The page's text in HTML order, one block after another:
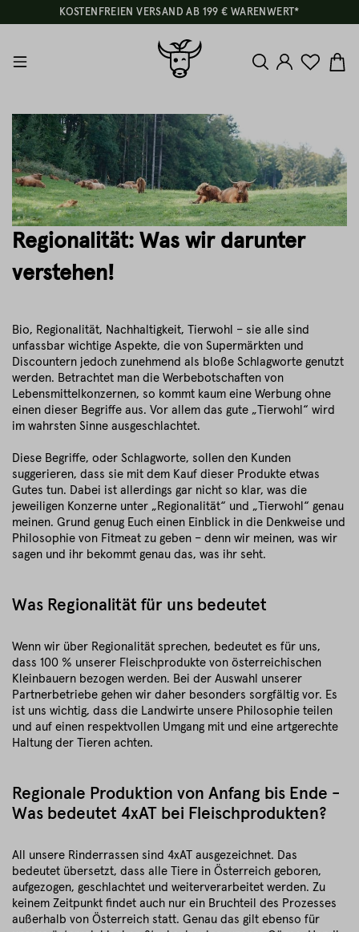
KOSTENFREIEN VERSAND AB 199 € WARENWERT*
Regionalität: Was wir darunter
verstehen!
Bio, Regionalität, Nachhaltigkeit, Tierwohl – sie alle sind
unfassbar wichtige Aspekte, die von Supermärkten und
Discountern jedoch zunehmend als bloße Schlagworte genutzt
werden. Betrachtet man die Werbebotschaften von
Lebensmittelkonzernen, so kommt kaum eine Werbung ohne
einen dieser Begriffe aus. Vor allem das gute „Tierwohl“ wird
im wahrsten Sinne ausgeschlachtet.
Diese Begriffe, oder Schlagworte, sollen den Kunden
suggerieren, dass sie mit dem Kauf dieser Produkte etwas
Gutes tun. Dabei ist allerdings gar nicht so klar, was die
jeweiligen Konzerne unter „Regionalität“ und „Tierwohl“ genau
meinen. Grund genug Euch einen Einblick in die Denkweise und
Philosophie von Fitmeat zu geben – denn wir meinen, was wir
sagen und ihr bekommt genau das, was ihr seht.
Was Regionalität für uns bedeutet
Wenn wir über Regionalität sprechen, bedeutet es für uns,
dass 100 % unserer Fleischprodukte von österreichischen
Kleinbauern bezogen werden. Bei der Auswahl unserer
Partnerbetriebe gehen wir daher besonders sorgfältig vor. Es
ist uns wichtig, dass die Landwirte unsere Philosophie teilen
und auf einen respektvollen Umgang mit und eine artgerechte
Haltung der Tieren achten.
Regionale Produktion von Anfang bis Ende -
Was bedeutet 4xAT bei Fleischprodukten?
All unsere Rinderrassen sind 4xAT ausgezeichnet. Das
bedeutet übersetzt, dass alle Tiere in Österreich geboren,
aufgezogen, geschlachtet und weiterverarbeitet werden. Zu
keinem Zeitpunkt findet auch nur ein Bruchteil des Prozesses
außerhalb von Österreich statt. Genau das gilt ebenso für